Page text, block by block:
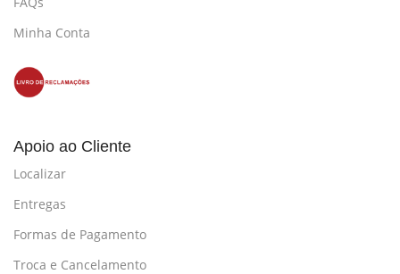
Minha Conta
Apoio ao Cliente
Localizar
Entregas
Formas de Pagamento
Troca e Cancelamento